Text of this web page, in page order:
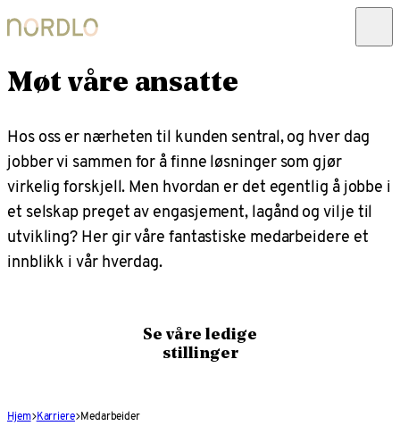
Møt våre ansatte
Hos oss er nærheten til kunden sentral, og hver dag
jobber vi sammen for å finne løsninger som gjør
virkelig forskjell. Men hvordan er det egentlig å jobbe i
et selskap preget av engasjement, lagånd og vilje til
utvikling? Her gir våre fantastiske medarbeidere et
innblikk i vår hverdag.
Se våre ledige
stillinger
Hjem Karriere Medarbeider